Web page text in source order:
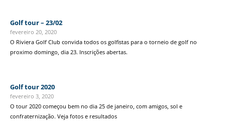
Golf tour – 23/02
fevereiro 20, 2020
O Riviera Golf Club convida todos os golfistas para o torneio de golf no
proximo domingo, dia 23. Inscrições abertas.
Golf tour 2020
fevereiro 3, 2020
O tour 2020 começou bem no dia 25 de janeiro, com amigos, sol e
confraternização. Veja fotos e resultados